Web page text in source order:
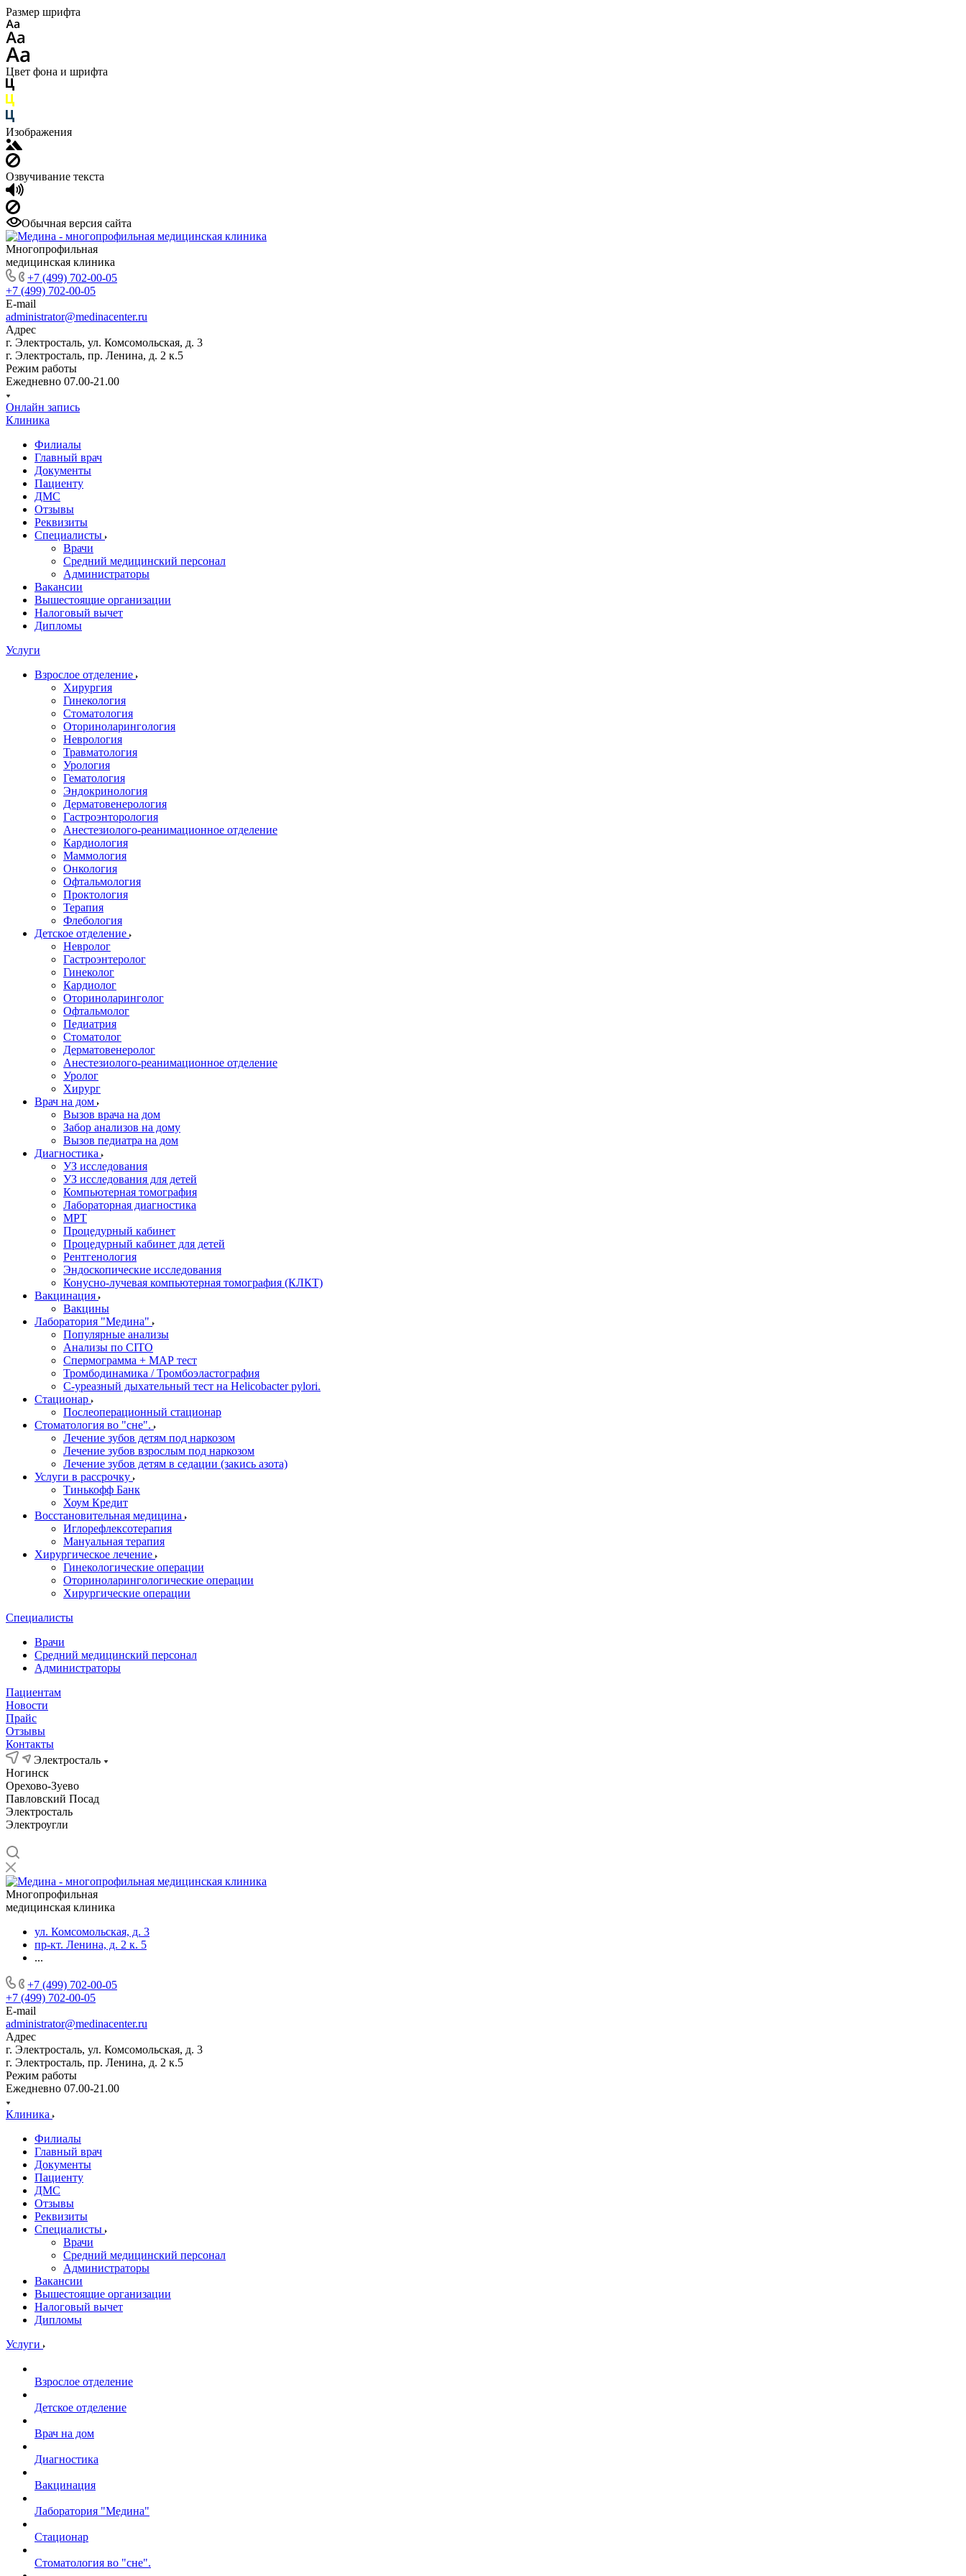
Размер шрифта
Цвет фона и шрифта
Изображения
Озвучивание текста
Обычная версия сайта
Многопрофильная
медицинская клиника
+7 (499) 702-00-05
+7 (499) 702-00-05
E-mail
administrator@medinacenter.ru
Адрес
г. Электросталь, ул. Комсомольская, д. 3
г. Электросталь, пр. Ленина, д. 2 к.5
Режим работы
Ежедневно 07.00-21.00
Онлайн запись
Клиника
Филиалы
Главный врач
Документы
Пациенту
ДМС
Отзывы
Реквизиты
Специалисты
Врачи
Средний медицинский персонал
Администраторы
Вакансии
Вышестоящие организации
Налоговый вычет
Дипломы
Услуги
Взрослое отделение
Хирургия
Гинекология
Стоматология
Оториноларингология
Неврология
Травматология
Урология
Гематология
Эндокринология
Дерматовенерология
Гастроэнторология
Анестезиолого-реанимационное отделение
Кардиология
Маммология
Онкология
Офтальмология
Проктология
Терапия
Флебология
Детское отделение
Невролог
Гастроэнтеролог
Гинеколог
Кардиолог
Оториноларинголог
Офтальмолог
Педиатрия
Стоматолог
Дерматовенеролог
Анестезиолого-реанимационное отделение
Уролог
Хирург
Врач на дом
Вызов врача на дом
Забор анализов на дому
Вызов педиатра на дом
Диагностика
УЗ исследования
УЗ исследования для детей
Компьютерная томография
Лабораторная диагностика
МРТ
Процедурный кабинет
Процедурный кабинет для детей
Рентгенология
Эндоскопические исследования
Конусно-лучевая компьютерная томография (КЛКТ)
Вакцинация
Вакцины
Лаборатория "Медина"
Популярные анализы
Анализы по CITO
Спермограмма + МАР тест
Тромбодинамика / Тромбоэластография
С-уреазный дыхательный тест на Helicobacter pylori.
Стационар
Послеоперационный стационар
Стоматология во "сне".
Лечение зубов детям под наркозом
Лечение зубов взрослым под наркозом
Лечение зубов детям в седации (закись азота)
Услуги в рассрочку
Тинькофф Банк
Хоум Кредит
Восстановительная медицина
Иглорефлексотерапия
Мануальная терапия
Хирургическое лечение
Гинекологические операции
Оториноларингологические операции
Хирургические операции
Специалисты
Врачи
Средний медицинский персонал
Администраторы
Пациентам
Новости
Прайс
Отзывы
Контакты
Электросталь
Ногинск
Орехово-Зуево
Павловский Посад
Электросталь
Электроугли
Многопрофильная
медицинская клиника
ул. Комсомольская, д. 3
пр-кт. Ленина, д. 2 к. 5
...
+7 (499) 702-00-05
+7 (499) 702-00-05
E-mail
administrator@medinacenter.ru
Адрес
г. Электросталь, ул. Комсомольская, д. 3
г. Электросталь, пр. Ленина, д. 2 к.5
Режим работы
Ежедневно 07.00-21.00
Клиника
Филиалы
Главный врач
Документы
Пациенту
ДМС
Отзывы
Реквизиты
Специалисты
Врачи
Средний медицинский персонал
Администраторы
Вакансии
Вышестоящие организации
Налоговый вычет
Дипломы
Услуги
Взрослое отделение
Детское отделение
Врач на дом
Диагностика
Вакцинация
Лаборатория "Медина"
Стационар
Стоматология во "сне".